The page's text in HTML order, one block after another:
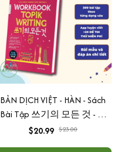
BẢN DỊCH VIỆT - HÀN - Sách
Bài Tập 쓰기의 모든 것 - All
About Korean Topik Writing
$20.99 $23.00